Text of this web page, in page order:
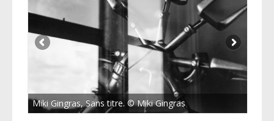
Miki Gingras, Sans titre. © Miki Gingras